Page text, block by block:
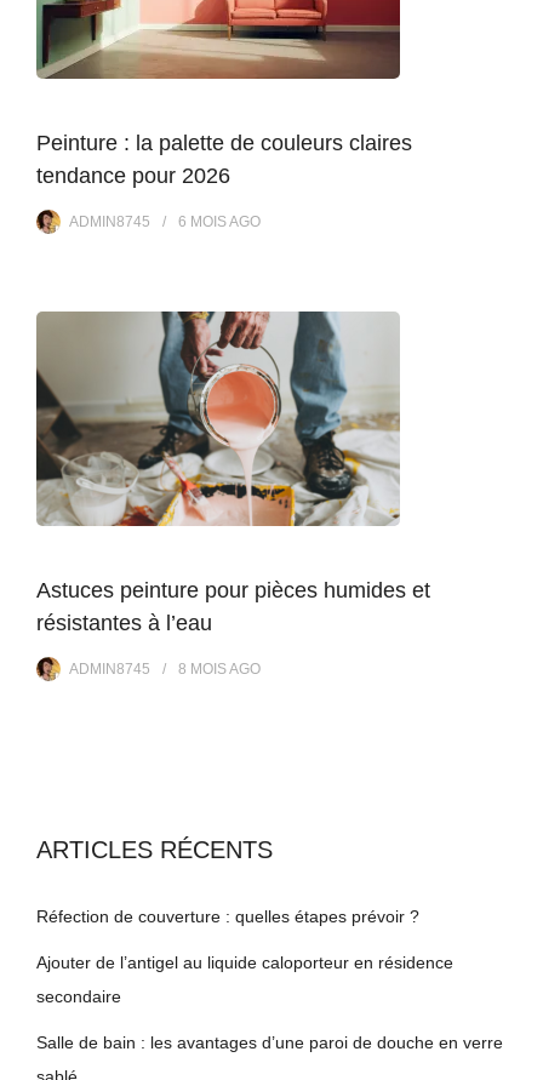
Peinture : la palette de couleurs claires
tendance pour 2026
ADMIN8745 6 MOISAGO
Astuces peinture pour pièces humides et
résistantes à l’eau
ADMIN8745 8 MOISAGO
ARTICLES RÉCENTS
Réfection de couverture : quelles étapes prévoir ?
Ajouter de l’antigel au liquide caloporteur en résidence
secondaire
Salle de bain : les avantages d’une paroi de douche en verre
sablé